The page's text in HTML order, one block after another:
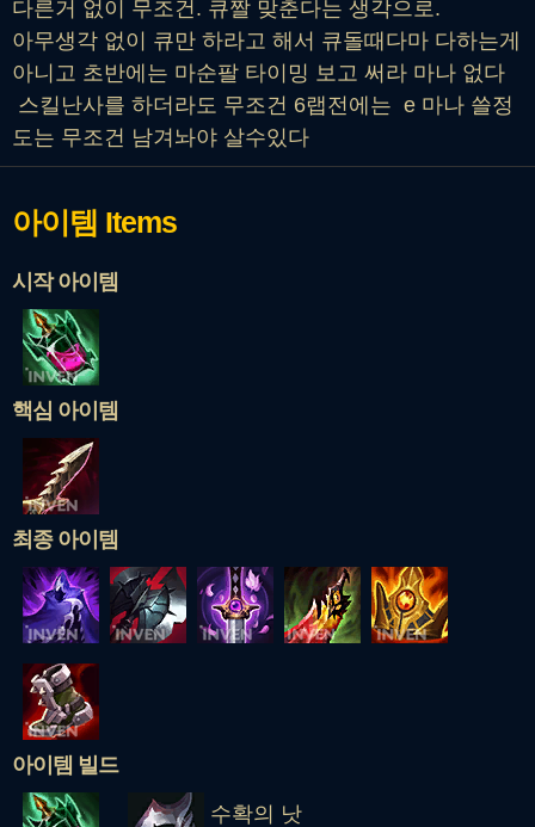
다른거 없이 무조건. 큐짤 맞춘다는 생각으로.
아무생각 없이 큐만 하라고 해서 큐돌때다마 다하는게
아니고 초반에는 마순팔 타이밍 보고 써라 마나 없다
스킬난사를 하더라도 무조건 6랩전에는 e 마나 쓸정
도는 무조건 남겨놔야 살수있다
아이템 Items
시작 아이템
핵심 아이템
최종 아이템
아이템 빌드
수확의 낫